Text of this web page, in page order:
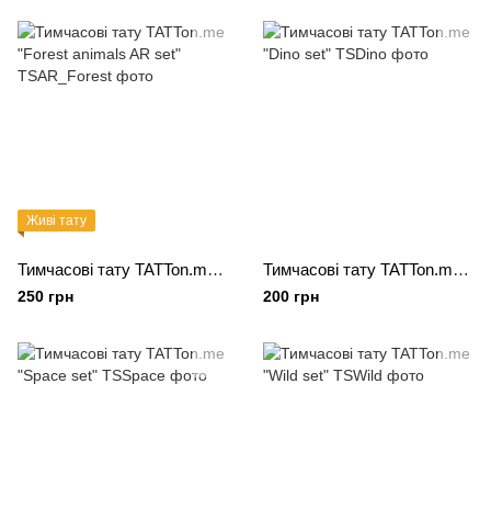
Живі тату
Тимчасові тату TATTon.me "Forest animals AR set"
250 грн
Тимчасові тату TATTon.me "Dino set"
200 грн